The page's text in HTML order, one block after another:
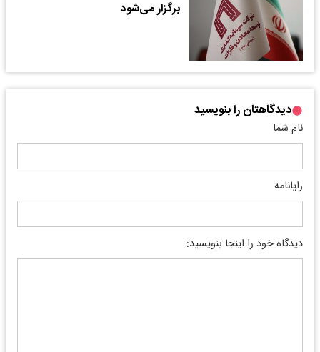
برگزار می‌شود
دیدگاهتان را بنویسید
نام شما
رایانامه
دیدگاه خود را اینجا بنویسید: